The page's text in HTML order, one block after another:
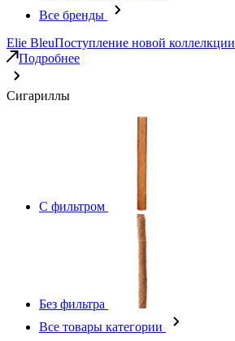
Все бренды
Elie BleuПоступление новой коллелкции
Подробнее
Сигариллы
С фильтром
Без фильтра
Все товары категории